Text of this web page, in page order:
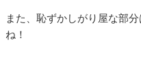
また、恥ずかしがり屋な部
ね！